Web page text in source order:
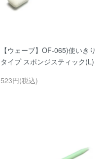
【ウェーブ】OF-065)使いきり
タイプ スポンジスティック(L)
523円(税込)